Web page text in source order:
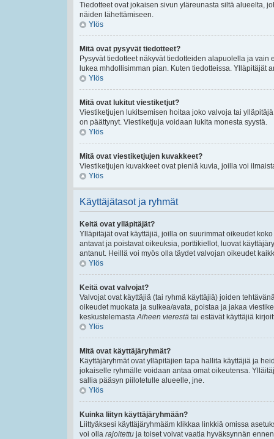
Tiedotteet ovat jokaisen sivun yläreunasta siltä alueelta,
näiden lähettämiseen.
Ylös
Mitä ovat pysyvät tiedotteet?
Pysyvät tiedotteet näkyvät tiedotteiden alapuolella ja
lukea mhdollisimman pian. Kuten tiedotteissa. Ylläpitäjät
Ylös
Mitä ovat lukitut viestiketjut?
Viestiketjujen lukitsemisen hoitaa joko valvoja tai
on päättynyt. Viestiketjuja voidaan lukita monesta syystä.
Ylös
Mitä ovat viestiketjujen kuvakkeet?
Viestiketjujen kuvakkeet ovat pieniä kuvia, joilla voi
Ylös
Käyttäjätasot ja ryhmät
Keitä ovat ylläpitäjät?
Ylläpitäjät ovat käyttäjiä, joilla on suurimmat oikeudet
antavat ja poistavat oikeuksia, porttikiellot, luovat
antanut. Heillä voi myös olla täydet valvojan oikeudet
Ylös
Keitä ovat valvojat?
Valvojat ovat käyttäjiä (tai ryhmä käyttäjiä) joiden
oikeudet muokata ja sulkea/avata, poistaa ja jakaa
keskustelemastaAiheen vierestä tai estävät käyttäjiä
Ylös
Mitä ovat käyttäjäryhmät?
Käyttäjäryhmät ovat ylläpitäjien tapa hallita käyttäjiä ja
jokaiselle ryhmälle voidaan antaa omat oikeutensa.
sallia pääsyn piilotetulle alueelle, jne.
Ylös
Kuinka liityn käyttäjäryhmään?
Liittyäksesi käyttäjäryhmääm klikkaa linkkiä omissa
voi olla rajoitettu ja toiset voivat vaatia hyväksynnän